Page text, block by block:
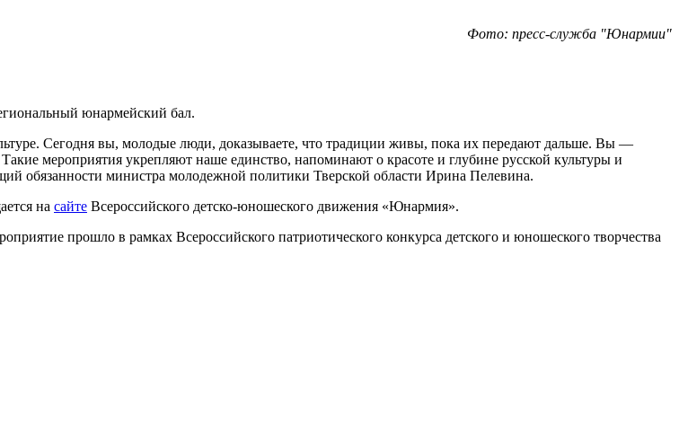
Фото: пресс-служба "Юнармии"
юнармейский бал.
Сегодня вы, молодые люди, доказываете, что традиции живы, пока их передают дальше. Вы —
мероприятия укрепляют наше единство, напоминают о красоте и глубине русской культуры и
обязанности министра молодежной политики Тверской области Ирина Пелевина.
на сайте Всероссийского детско-юношеского движения «Юнармия».
прошло в рамках Всероссийского патриотического конкурса детского и юношеского творчества